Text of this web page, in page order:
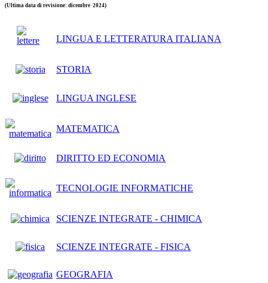
(Ultima data di revisione: dicembre 2024)
LINGUA E LETTERATURA ITALIANA
STORIA
LINGUA INGLESE
MATEMATICA
DIRITTO ED ECONOMIA
TECNOLOGIE INFORMATICHE
SCIENZE INTEGRATE - CHIMICA
SCIENZE INTEGRATE - FISICA
GEOGRAFIA